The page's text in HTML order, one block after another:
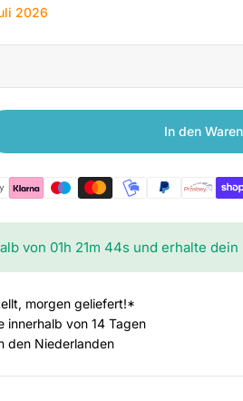
2026
für Xiaomi Mi In-Ear
erhöhen für Xiaomi Mi In-
In den
von 01h 21m 42s und erhalte dein
morgen geliefert!*
innerhalb von 14 Tagen
den Niederlanden